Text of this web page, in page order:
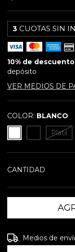
3 CUOTAS SIN
10% de descuento
depósito
VER MEDIOS DE
COLOR: BLANCO
Platil
CANTIDAD
Entregas para el CP:
Medios de